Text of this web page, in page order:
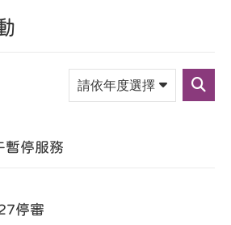
依
年
送
暫停服務
停審